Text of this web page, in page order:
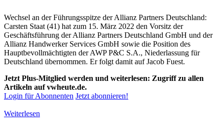
Wechsel an der Führungsspitze der Allianz Partners Deutschland:
Carsten Staat (41) hat zum 15. März 2022 den Vorsitz der
Geschäftsführung der Allianz Partners Deutschland GmbH und der
Allianz Handwerker Services GmbH sowie die Position des
Hauptbevollmächtigten der AWP P&C S.A., Niederlassung für
Deutschland übernommen. Er folgt damit auf Jacob Fuest.
Jetzt Plus-Mitglied werden und weiterlesen: Zugriff zu allen
Artikeln auf vwheute.de.
Login für Abonnenten Jetzt abonnieren!
Weiterlesen